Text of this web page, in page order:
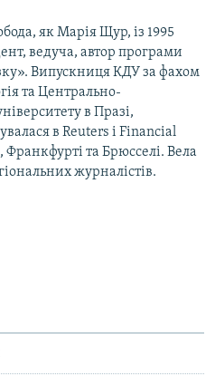
як Марія Щур, із 1995
ведуча, автор програми
Випускниця КДУ за фахом
та Центрально-
в Празі,
в Reuters і Financial
Франкфурті та Брюсселі. Вела
журналістів.